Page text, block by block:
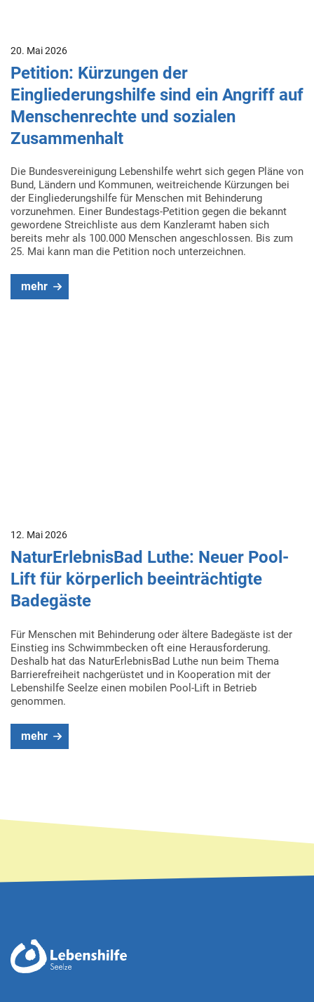
20. Mai 2026
Petition: Kürzungen der
Eingliederungshilfe sind ein Angriff auf
Menschenrechte und sozialen
Zusammenhalt
Die Bundesvereinigung Lebenshilfe wehrt sich gegen Pläne von
Bund, Ländern und Kommunen, weitreichende Kürzungen bei
der Eingliederungshilfe für Menschen mit Behinderung
vorzunehmen. Einer Bundestags-Petition gegen die bekannt
gewordene Streichliste aus dem Kanzleramt haben sich
bereits mehr als 100.000 Menschen angeschlossen. Bis zum
25. Mai kann man die Petition noch unterzeichnen.
mehr
12. Mai 2026
NaturErlebnisBad Luthe: Neuer Pool-
Lift für körperlich beeinträchtigte
Badegäste
Für Menschen mit Behinderung oder ältere Badegäste ist der
Einstieg ins Schwimmbecken oft eine Herausforderung.
Deshalb hat das NaturErlebnisBad Luthe nun beim Thema
Barrierefreiheit nachgerüstet und in Kooperation mit der
Lebenshilfe Seelze einen mobilen Pool-Lift in Betrieb
genommen.
mehr